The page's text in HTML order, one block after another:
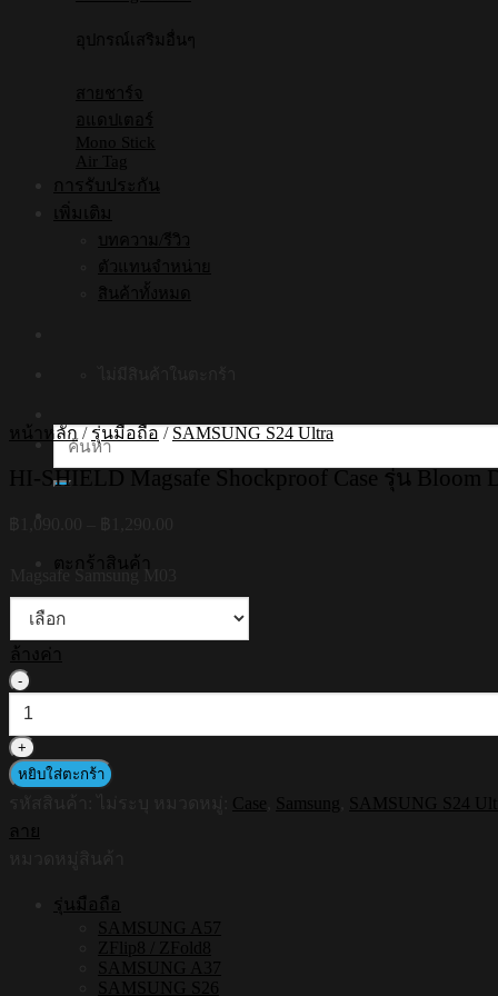
อุปกรณ์เสริมอื่นๆ
สายชาร์จ
อแดปเตอร์
Mono Stick
Air Tag
การรับประกัน
เพิ่มเติม
บทความ/รีวิว
ตัวแทนจำหน่าย
สินค้าทั้งหมด
ค้นหา:
ตะกร้าสินค้า
ไม่มีสินค้าในตะกร้า
หน้าหลัก / รุ่นมือถือ / SAMSUNG S24 Ultra
HI-SHIELD Magsafe Shockproof Case รุ่น
฿1,290.00
Magsafe Samsung M03
ล้างค่า
SHIELD
Magsafe
Shockproof
Case
Bloom
S24Ultra,S25Ultra,S26Ultra]
หยิบใส่ตะกร้า
Case Samsung SAMSUNG S24
ลาย
รุ่นมือถือ
SAMSUNG A57
ZFlip8 / ZFold8
SAMSUNG A37
SAMSUNG S26